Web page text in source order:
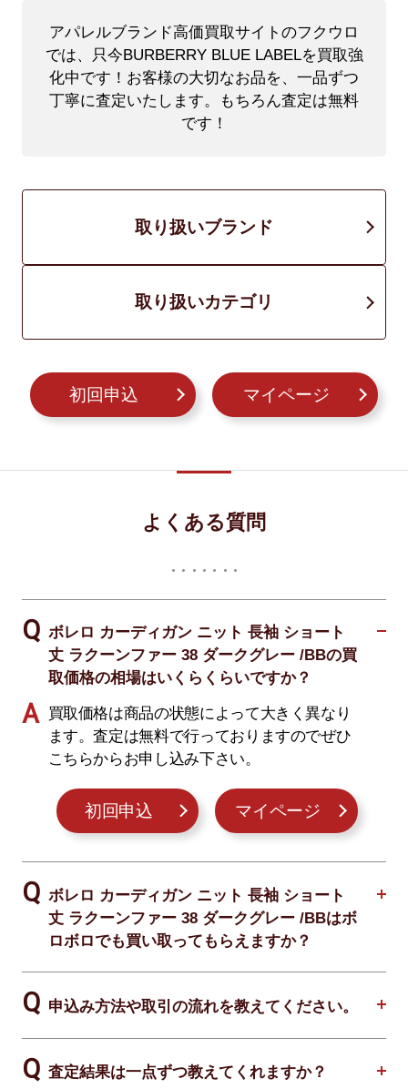
アパレルブランド高価買取サイトのフクウロ
では、只今BURBERRY BLUE LABELを買取強
化中です！ お客様の大切なお品を、一品ずつ
丁寧に査定いたします。もちろん査定は無料
です！
取り扱いブランド
取り扱いカテゴリ
初回申込 マイページ
よくある質問
ボレロ カーディガン ニット 長袖 ショート
丈 ラクーンファー 38 ダークグレー /BBの買
取価格の相場はいくらくらいですか？
買取価格は商品の状態によって大きく異なり
ます。査定は無料で行っておりますのでぜひ
こちらからお申し込み下さい。
初回申込 マイページ
ボレロ カーディガン ニット 長袖 ショート
丈 ラクーンファー 38 ダークグレー /BBはボ
ロボロでも買い取ってもらえますか？
申込み方法や取引の流れを教えてください。
査定結果は一点ずつ教えてくれますか？